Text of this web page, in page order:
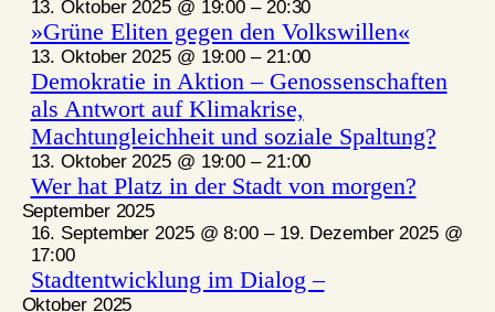
13. Oktober 2025 @ 19:00 – 20:30
»Grüne Eliten gegen den Volkswillen«
13. Oktober 2025 @ 19:00 – 21:00
Demokratie in Aktion – Genossenschaften
als Antwort auf Klimakrise,
Machtungleichheit und soziale Spaltung?
13. Oktober 2025 @ 19:00 – 21:00
Wer hat Platz in der Stadt von morgen?
September 2025
16. September 2025 @ 8:00 – 19. Dezember 2025 @
17:00
Stadtentwicklung im Dialog –
Oktober 2025